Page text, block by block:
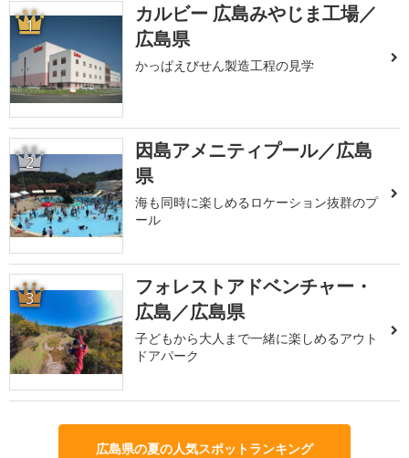
1
カルビー 広島みやじま工場／
広島県
かっぱえびせん製造工程の見学
2
因島アメニティプール／広島
県
海も同時に楽しめるロケーション抜群のプ
ール
3
フォレストアドベンチャー・
広島／広島県
子どもから大人まで一緒に楽しめるアウト
ドアパーク
広島県の夏の人気スポットランキング